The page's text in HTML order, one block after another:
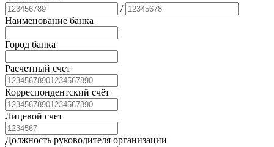
/
Наименование банка
Город банка
Расчетный счет
Корреспондентский счёт
Лицевой счет
Должность руководителя организации